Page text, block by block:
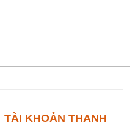
TÀI KHOẢN THANH